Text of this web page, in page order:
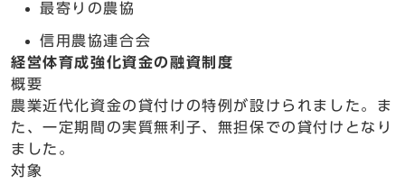
最寄りの農協
信用農協連合会
経営体育成強化資金の融資制度
概要
農業近代化資金の貸付けの特例が設けられました。ま
た、一定期間の実質無利子、無担保での貸付けとなり
ました。
対象